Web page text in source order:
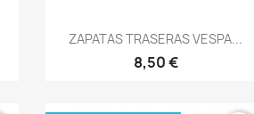
Vista rápida
ZAPATAS TRASERAS VESPA...
8,50 €